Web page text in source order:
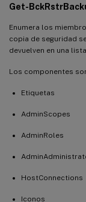
Get-
Enumera los
copia de seguridad
devuelven en una
Los componentes
Etiquetas
AdminScopes
AdminRoles
HostConnections
Iconos